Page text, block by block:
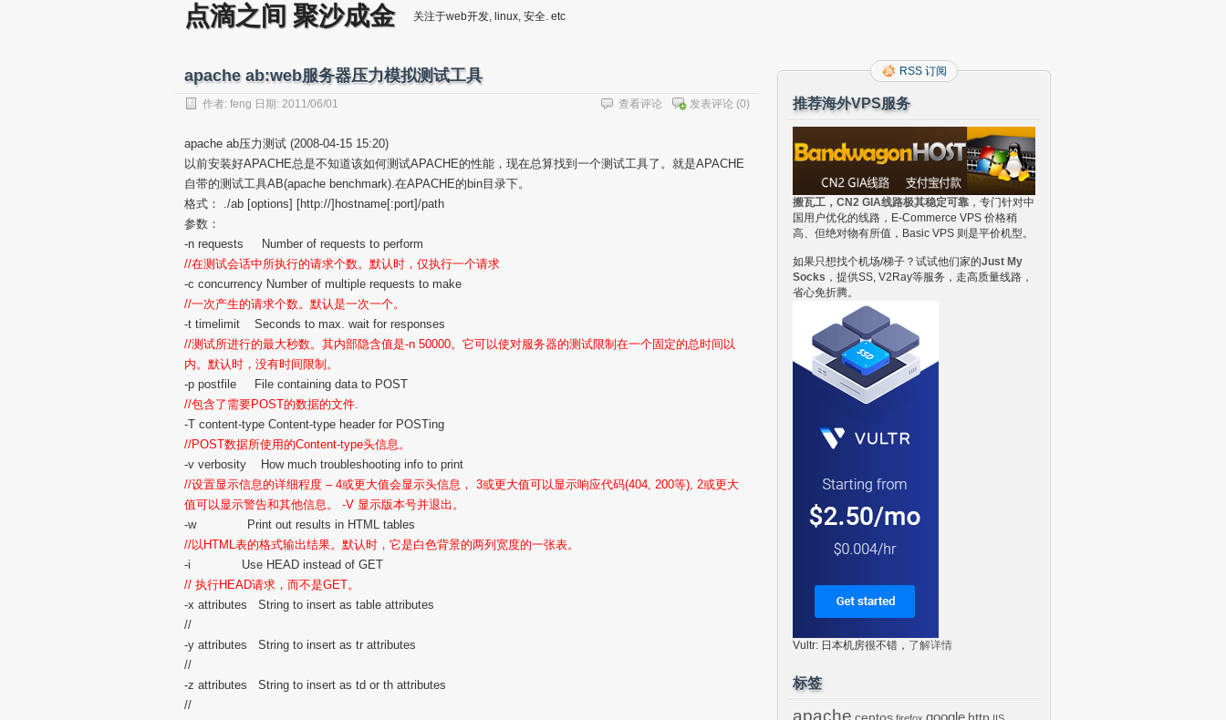
点滴之间 聚沙成金 关注于web开发, linux, 安全. etc
apache ab:web服务器压力模拟测试工具
作者: feng 日期: 2011/06/01 发表评论 (0)
查看评论
apache ab压力测试 (2008-04-15 15:20)
以前安装好APACHE总是不知道该如何测试APACHE的性能，现在总算找到一个测试工具了。就是APACHE
自带的测试工具AB(apache benchmark).在APACHE的bin目录下。
格式： ./ab [options] [http://]hostname[:port]/path
参数：
-n requests Number of requests to perform
//在测试会话中所执行的请求个数。默认时，仅执行一个请求
-c concurrency Number of multiple requests to make
//一次产生的请求个数。默认是一次一个。
-t timelimit Seconds to max. wait for responses
//测试所进行的最大秒数。其内部隐含值是-n 50000。它可以使对服务器的测试限制在一个固定的总时间以
内。默认时，没有时间限制。
-p postfile File containing data to POST
//包含了需要POST的数据的文件.
-T content-type Content-type header for POSTing
//POST数据所使用的Content-type头信息。
-v verbosity How much troubleshooting info to print
//设置显示信息的详细程度 – 4或更大值会显示头信息， 3或更大值可以显示响应代码(404, 200等), 2或更大
值可以显示警告和其他信息。 -V 显示版本号并退出。
-w Print out results in HTML tables
//以HTML表的格式输出结果。默认时，它是白色背景的两列宽度的一张表。
-i Use HEAD instead of GET
// 执行HEAD请求，而不是GET。
-x attributes String to insert as table attributes
//
-y attributes String to insert as tr attributes
//
-z attributes String to insert as td or th attributes
//
RSS 订阅
推荐海外VPS服务
搬瓦工，CN2 GIA线路极其稳定可靠 ，专门针对中
国用户优化的线路，E-Commerce VPS 价格稍
高、但绝对物有所值，Basic VPS 则是平价机型。
如果只想找个机场/梯子？试试他们家的Just My
Socks ，提供SS, V2Ray等服务，走高质量线路，
省心免折腾。
Vultr: 日本机房很不错， 了解详情
标签
apache